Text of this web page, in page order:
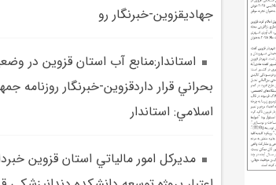
جهاديقزوين-خبرنگار رو
استاندار:منابع آب استان قزوين در
بحراني قرار داردقزوين-خبرنگار روزنامه
اسلامي: استاندار
مديرکل امور مالياتي استان قزوين